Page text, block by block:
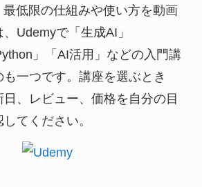
低限の仕組みや使い方を動画
Udemyで「生成AI」
」「AI活用」などの入門講
一つです。講座を選ぶとき
、レビュー、価格を自分の目
てください。